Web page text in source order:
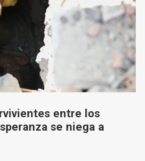
entre los
se niega a